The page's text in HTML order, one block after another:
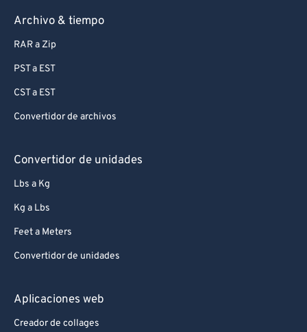
Archivo & tiempo
RAR a Zip
PST a EST
CST a EST
Convertidor de archivos
Convertidor de unidades
Lbs a Kg
Kg a Lbs
Feet a Meters
Convertidor de unidades
Aplicaciones web
Creador de collages